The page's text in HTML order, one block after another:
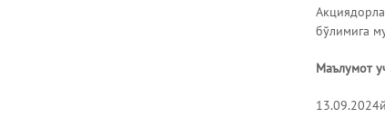
бўлимига
Маълумот